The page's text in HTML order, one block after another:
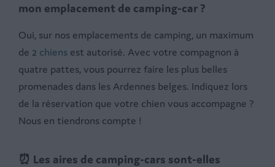
mon emplacement de camping-car ?
Oui, sur nos emplacements de camping, un maximum
de 2 chiens est autorisé. Avec votre compagnon à
quatre pattes, vous pourrez faire les plus belles
promenades dans les Ardennes belges. Indiquez lors
de la réservation que votre chien vous accompagne ?
Nous en tiendrons compte !
⏰ Les aires de camping-cars sont-elles